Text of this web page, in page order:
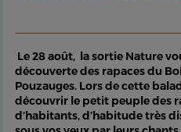
Le 28 août, la sortie Nature
découverte des rapaces du
Pouzauges. Lors de cette
découvrir le petit peuple des
d’habitants, d’habitude très